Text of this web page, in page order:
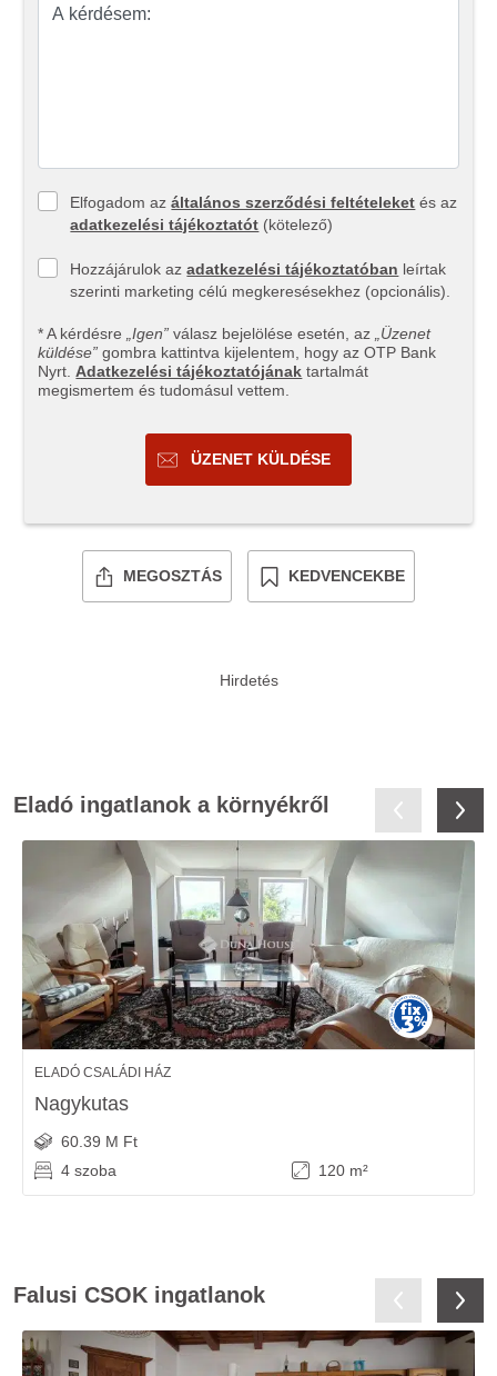
Elfogadom azáltalános szerződési feltételeket és az
adatkezelési tájékoztatót (kötelező)
Hozzájárulok azadatkezelési tájékoztatóban leírtak
szerinti marketing célú megkeresésekhez (opcionális).
* A kérdésre „Igen” válasz bejelölése esetén, az
„Üzenet
küldése” gombra kattintva kijelentem, hogy az OTP Bank
Nyrt. Adatkezelési tájékoztatójának tartalmát
megismertem és tudomásul vettem.
ÜZENET KÜLDÉSE
MEGOSZTÁS KEDVENCEKBE
Eladó ingatlanok a környékről
ELADÓ CSALÁDI HÁZ
Nagykutas
60.39 M Ft
4 szoba
120 m²
Falusi CSOK ingatlanok